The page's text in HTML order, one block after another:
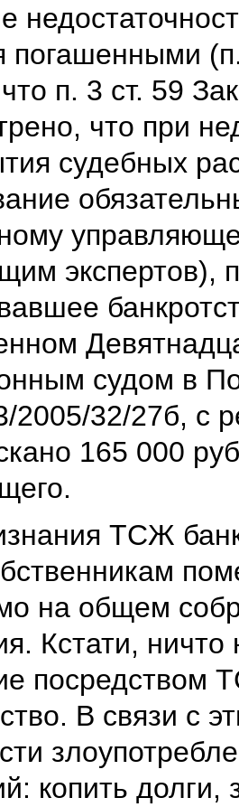
погашенными
п. 3 ст. 59
что при
судебных
экспертов),
судом в
2005/32/27б, с
165 000
ТСЖ
на общем
Кстати,
посредством
В связи с
копить